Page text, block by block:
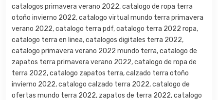
catalogos primavera verano 2022, catalogo de ropa terra
otoño invierno 2022, catalogo virtual mundo terra primavera
verano 2022, catalogo terra pdf, catalogo terra 2022 ropa,
catalogo terra en linea, catalogos digitales terra 2022,
catalogo primavera verano 2022 mundo terra, catalogo de
zapatos terra primavera verano 2022, catalogo de ropa de
terra 2022, catalogo zapatos terra, calzado terra otoño
invierno 2022, catalogo calzado terra 2022, catalogo de
ofertas mundo terra 2022, zapatos de terra 2022, catalogo